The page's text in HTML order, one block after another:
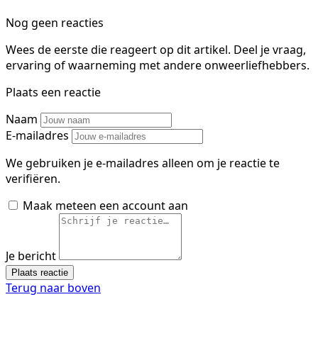
Nog geen reacties
Wees de eerste die reageert op dit artikel. Deel je vraag,
ervaring of waarneming met andere onweerliefhebbers.
Plaats een reactie
Naam
E-mailadres
We gebruiken je e-mailadres alleen om je reactie te
verifiëren.
Maak meteen een account aan
Je bericht
Plaats reactie
Terug naar boven